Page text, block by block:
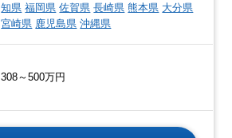
知県 福岡県 佐賀県 長崎県 熊本県 大分県
宮崎県 鹿児島県 沖縄県
308～500万円